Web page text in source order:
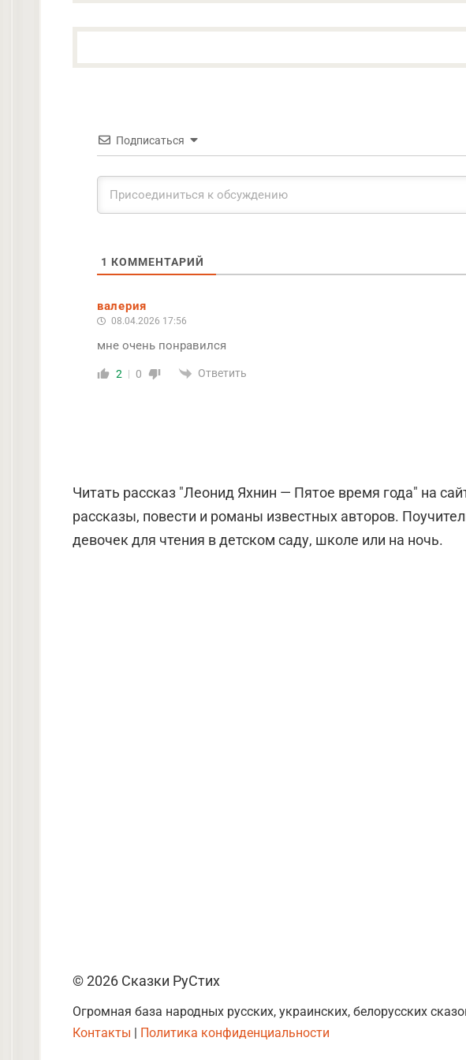
Подписаться
1 КОММЕНТАРИЙ
валерия
08.04.2026 17:56
мне очень понравился
2 0 Ответить
Читать рассказ "Леонид Яхнин — Пятое время года" на
рассказы, повести и романы известных авторов.
девочек для чтения в детском саду, школе или на ночь.
© 2026 Сказки РуСтих
Огромная база народных русских, украинских, белорусских
Контакты | Политика конфиденциальности